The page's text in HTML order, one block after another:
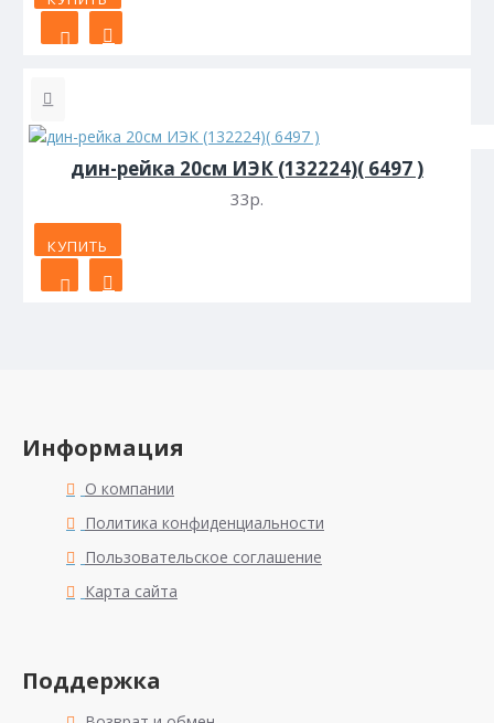
дин-рейка 20см ИЭК (132224)( 6497 )
33р.
КУПИТЬ
Информация
О компании
Политика конфиденциальности
Пользовательское соглашение
Карта сайта
Поддержка